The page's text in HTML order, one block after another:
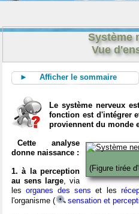
Système
Vue
► Afficher le sommaire
Le système nerveux
fonction est d'intégrer
proviennent du monde
(Figure tirée
Cette analyse
donne naissance :
1. à la perception
au sens large, via
lesorganes des sens et les
l'organisme (
sensation et